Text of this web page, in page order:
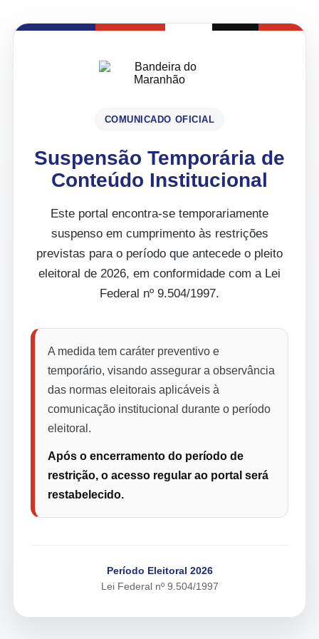
COMUNICADO OFICIAL
Suspensão Temporária de
Conteúdo Institucional
Este portal encontra-se temporariamente
suspenso em cumprimento às restrições
previstas para o período que antecede o pleito
eleitoral de 2026, em conformidade com a Lei
Federal nº 9.504/1997.
A medida tem caráter preventivo e
temporário, visando assegurar a observância
das normas eleitorais aplicáveis à
comunicação institucional durante o período
eleitoral.
Após o encerramento do período de
restrição, o acesso regular ao portal será
restabelecido.
Período Eleitoral 2026
Lei Federal nº 9.504/1997